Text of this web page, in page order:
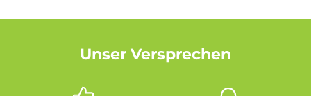
Unser Versprechen